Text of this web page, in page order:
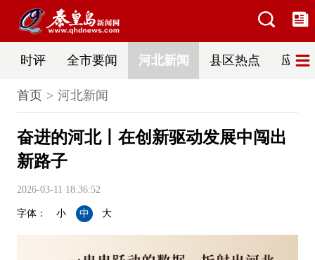
时评 全市要闻 河北新闻 县区热点 应急
首页 河北新闻
奋进的河北丨在创新驱动发展中闯出
新路子
2026-03-11 18:36:52
字体： 小 中 大